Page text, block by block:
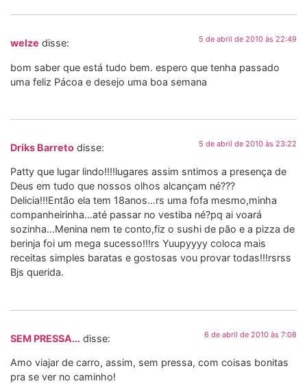
welze disse: 5 de abril de 2010 às 22:49
bom saber que está tudo bem. espero que tenha passado
uma feliz Pácoa e desejo uma boa semana
Driks Barreto disse: 5 de abril de 2010 às 23:22
Patty que lugar lindo!!!!lugares assim sntimos a presença de
Deus em tudo que nossos olhos alcançam né???
Delicia!!!Então ela tem 18anos…rs uma fofa mesmo,minha
companheirinha…até passar no vestiba né?pq ai voará
sozinha…Menina nem te conto,fiz o sushi de pão e a pizza de
berinja foi um mega sucesso!!!rs Yuupyyyy coloca mais
receitas simples baratas e gostosas vou provar todas!!!rsrss
Bjs querida.
SEM PRESSA... disse: 6 de abril de 2010 às 7:08
Amo viajar de carro, assim, sem pressa, com coisas bonitas
pra se ver no caminho!